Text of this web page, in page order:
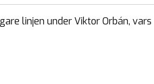
linjen under Viktor Orbán, vars